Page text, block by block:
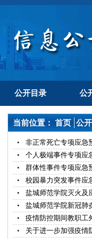
公开目录 公
当前位置： 首页 公
非正常死亡专项应急
个人极端事件专项应
群体性事件专项应急
校园暴力突发事件应
盐城师范学院灭火及
盐城师范学院新冠肺
疫情防控期间教职工
关于进一步加强疫情